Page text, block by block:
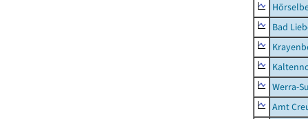
Bad
Werra-
Amt